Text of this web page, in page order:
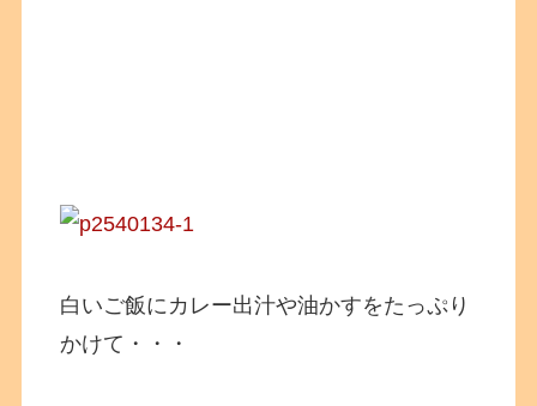
白いご飯にカレー出汁や油かすをたっぷり
かけて・・・